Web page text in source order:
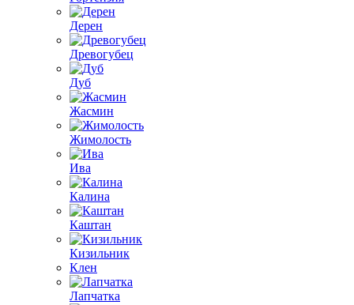
Дерен
Древогубец
Дуб
Жасмин
Жимолость
Ива
Калина
Каштан
Кизильник
Клен
Лапчатка